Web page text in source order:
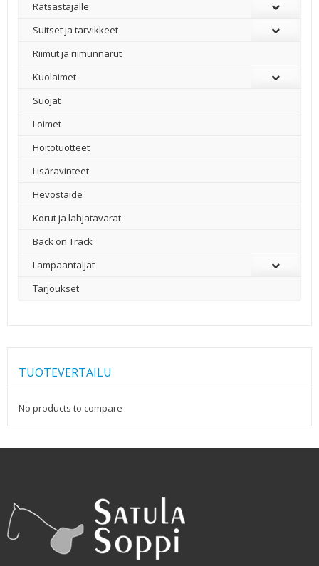
Ratsastajalle
Suitset ja tarvikkeet
Riimut ja riimunnarut
Kuolaimet
Suojat
Loimet
Hoitotuotteet
Lisäravinteet
Hevostaide
Korut ja lahjatavarat
Back on Track
Lampaantaljat
Tarjoukset
TUOTEVERTAILU
No products to compare